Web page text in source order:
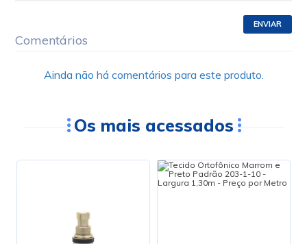
ENVIAR
Comentários
Ainda não há comentários para este produto.
Os mais acessados